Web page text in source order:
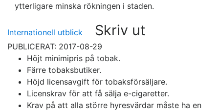
ytterligare minska rökningen i staden.
Internationell utblick Skriv ut
PUBLICERAT: 2017-08-29
Höjt minimipris på tobak.
Färre tobaksbutiker.
Höjd licensavgift för tobaksförsäljare.
Licenskrav för att få sälja e-cigaretter.
Krav på att alla större hyresvärdar måste ha en